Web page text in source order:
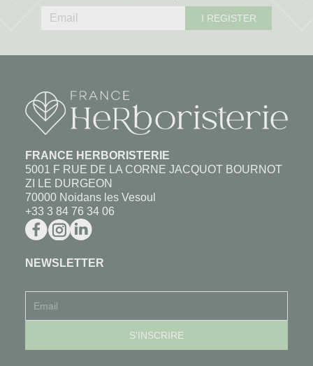
I REGISTER
FRANCE HERBORISTERIE
5001 F RUE DE LA CORNE JACQUOT BOURNOT
ZI LE DURGEON
70000 Noidans les Vesoul
+33 3 84 76 34 06
NEWSLETTER